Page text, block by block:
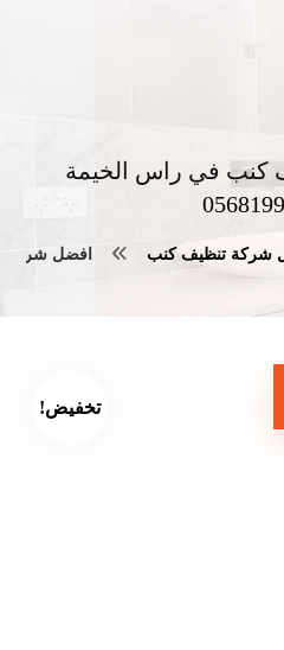
كنب في راس الخيمة
شركة تنظيف كنب افضل شركة
تخفيض!